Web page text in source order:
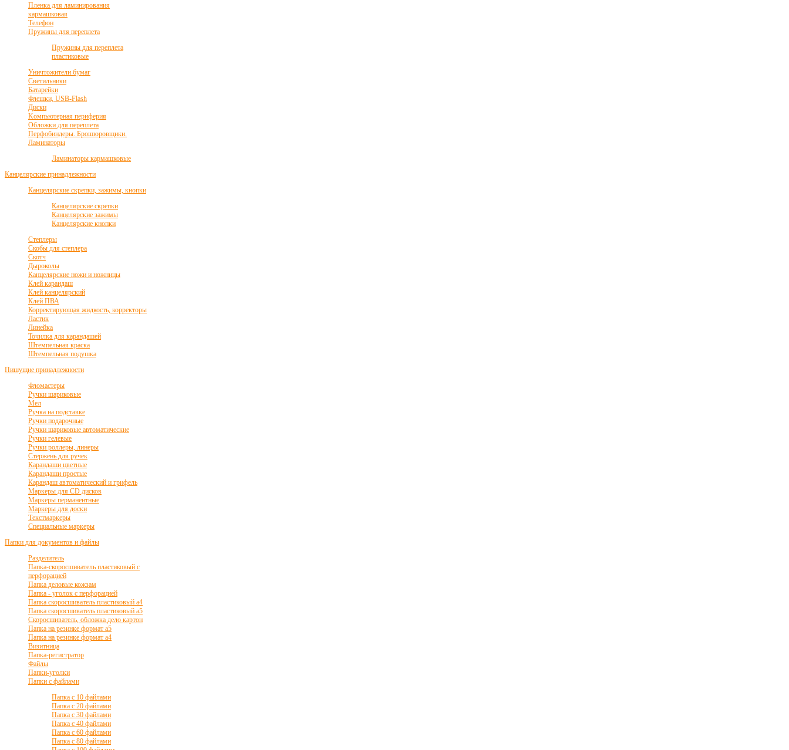
Пленка для ламинирования
кармашковая
Телефон
Пружины для переплета
Пружины для переплета
пластиковые
Уничтожители бумаг
Светильники
Батарейки
Флешки, USB-Flash
Диски
Kомпьютерная периферия
Обложки для переплета
Перфобиндеры. Брошюровщики.
Ламинаторы
Ламинаторы кармашковые
Канцелярские принадлежности
Канцелярские скрепки, зажимы, кнопки
Канцелярские скрепки
Канцелярские зажимы
Канцелярские кнопки
Степлеры
Скобы для степлера
Скотч
Дыроколы
Канцелярские ножи и ножницы
Клей карандаш
Клей канцелярский
Клей ПВА
Корректирующая жидкость, корректоры
Ластик
Линейка
Точилка для карандашей
Штемпельная краска
Штемпельная подушка
Пишущие принадлежности
Фломастеры
Ручки шариковые
Мел
Ручка на подставке
Ручки подарочные
Ручки шариковые автоматические
Ручки гелевые
Ручки роллеры, линеры
Стержень для ручек
Карандаши цветные
Карандаши простые
Карандаш автоматический и грифель
Маркеры для CD дисков
Маркеры перманентные
Маркеры для доски
Текстмаркеры
Специальные маркеры
Папки для документов и файлы
Разделитель
Папка-скоросшиватель пластиковый с
перфорацией
Папка деловые кожзам
Папка - уголок с перфорацией
Папка скоросшиватель пластиковый а4
Папка скоросшиватель пластиковый а5
Скоросшиватель, обложка дело картон
Папка на резинке формат а5
Папка на резинке формат а4
Визитница
Папка-регистратор
Файлы
Папки-уголки
Папки с файлами
Папка с 10 файлами
Папка с 20 файлами
Папка с 30 файлами
Папка с 40 файлами
Папка с 60 файлами
Папка с 80 файлами